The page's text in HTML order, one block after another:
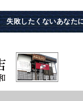
失敗したくないあなた